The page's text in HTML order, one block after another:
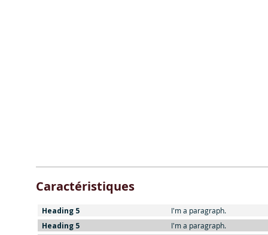
Caractéristiques
Heading 5 I'm a paragraph.
Heading 5 I'm a paragraph.